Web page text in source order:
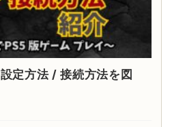
定方法 / 接続方法を図